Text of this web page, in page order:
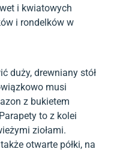
i kwiatowych
i rondelków w
duży, drewniany stół
musi
z bukietem
to z kolei
ziołami.
otwarte półki, na